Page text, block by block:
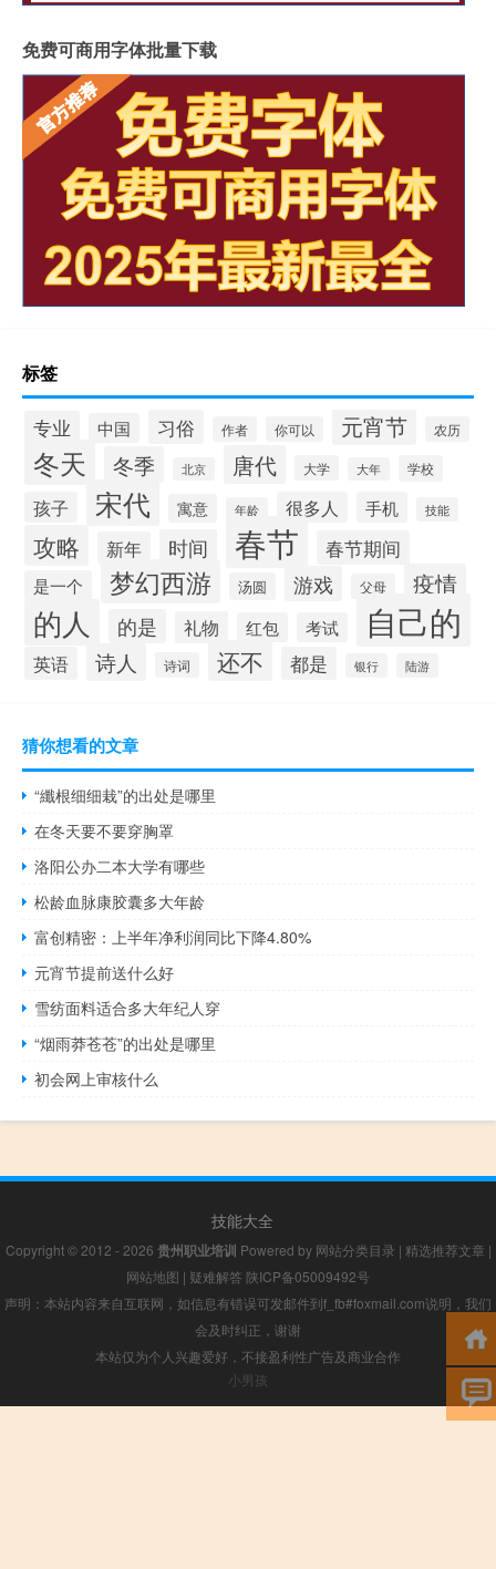
免费可商用字体批量下载
标签
专业 中国 习俗 作者 你可以 元宵节 农历
冬天 冬季 北京 唐代 大学 大年 学校
孩子 宋代 寓意 年龄 很多人 手机 技能
攻略 新年 时间 春节 春节期间
是一个 梦幻西游 汤圆 游戏 父母 疫情
的人 的是 礼物 红包 考试 自己的
英语 诗人 诗词 还不 都是 银行 陆游
猜你想看的文章
“纖根细细栽”的出处是哪里
在冬天要不要穿胸罩
洛阳公办二本大学有哪些
松龄血脉康胶囊多大年龄
富创精密：上半年净利润同比下降4.80%
元宵节提前送什么好
雪纺面料适合多大年纪人穿
“烟雨莽苍苍”的出处是哪里
初会网上审核什么
技能大全
Copyright © 2012 - 2026 贵州职业培训 Powered by 网站分类目录 | 精选推荐文章 |
网站地图 | 疑难解答 陕ICP备05009492号
声明：本站内容来自互联网，如信息有错误可发邮件到f_fb#foxmail.com说明，我们
会及时纠正，谢谢
本站仅为个人兴趣爱好，不接盈利性广告及商业合作
小男孩